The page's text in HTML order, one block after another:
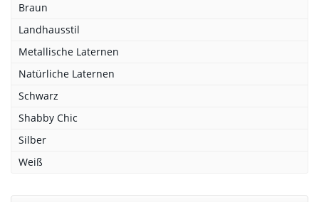
Braun
Landhausstil
Metallische Laternen
Natürliche Laternen
Schwarz
Shabby Chic
Silber
Weiß